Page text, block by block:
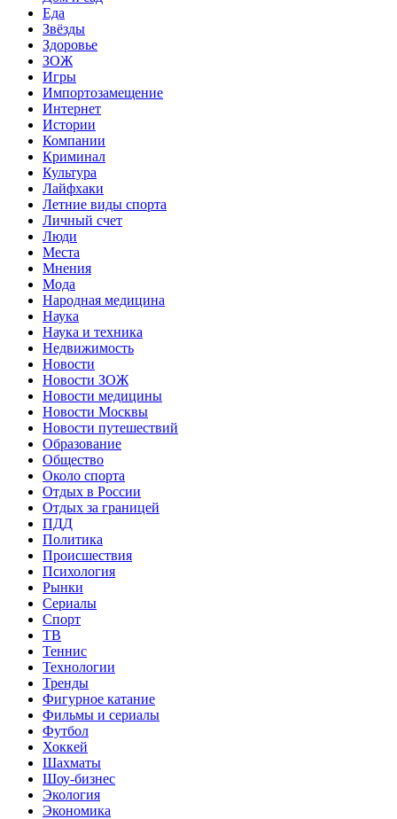
Еда
Звёзды
Здоровье
ЗОЖ
Игры
Импортозамещение
Интернет
Истории
Компании
Криминал
Культура
Лайфхаки
Летние виды спорта
Личный счет
Люди
Места
Мнения
Мода
Народная медицина
Наука
Наука и техника
Недвижимость
Новости
Новости ЗОЖ
Новости медицины
Новости Москвы
Новости путешествий
Образование
Общество
Около спорта
Отдых в России
Отдых за границей
ПДД
Политика
Происшествия
Психология
Рынки
Сериалы
Спорт
ТВ
Теннис
Технологии
Тренды
Фигурное катание
Фильмы и сериалы
Футбол
Хоккей
Шахматы
Шоу-бизнес
Экология
Экономика